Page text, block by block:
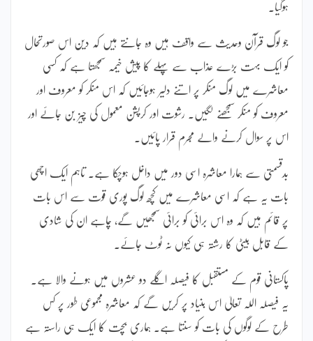
ہوگیا۔
جو لوگ قرآن وحدیث سے واقف ہیں وہ جانتے ہیں کہ دین اس صورتحال
کو ایک بہت بڑے عذاب سے پہلے کا پیش خیمہ سمجھتا ہے کہ کسی
معاشرے میں لوگ منکر پر اتنے دلیر ہوجائیں کہ اس منکر کو معروف اور
معروف کو منکر سمجھنے لگیں۔ رشوت اور کرپشن معمول کی چیز بن جائے اور
اس پر سوال کرنے والے مجرم قرار پائیں۔
بدقسمتی سے ہمارا معاشرہ اسی دور میں داخل ہوچکا ہے۔ تاہم ایک اچھی
بات یہ ہے کہ اسی معاشرے میں کچھ لوگ پوری قوت سے اس بات
پر قائم ہیں کہ وہ اس برائی کو برائی سمجھیں گے، چاہے ان کی شادی
کے قابل بیٹی کا رشتہ ہی کیوں نہ ٹوٹ جائے۔
پاکستانی قوم کے مستقبل کا فیصلہ اگلے دو عشروں میں ہونے والا ہے۔
یہ فیصلہ اللہ تعالیٰ اس بنیاد پر کریں گے کہ معاشرہ مجموعی طور پر کس
طرح کے لوگوں کی بات کو سنتا ہے۔ ہماری بچت کا ایک ہی راستہ ہے